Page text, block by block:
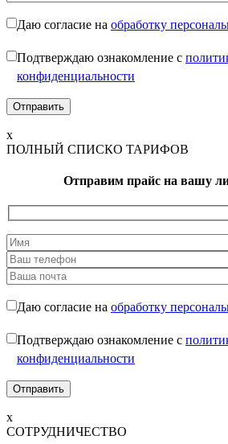
Даю согласие на обработку
Подтверждаю ознакомление с
конфиденциальности
x
ПОЛНЫЙ СПИСКО ТАРИФОВ
Отправим прайс на вашу
Даю согласие на обработку
Подтверждаю ознакомление с
конфиденциальности
x
СОТРУДНИЧЕСТВО